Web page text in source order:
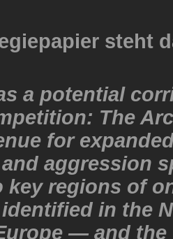
steht
a potential
The
for
aggression
key regions of
in the
— and the